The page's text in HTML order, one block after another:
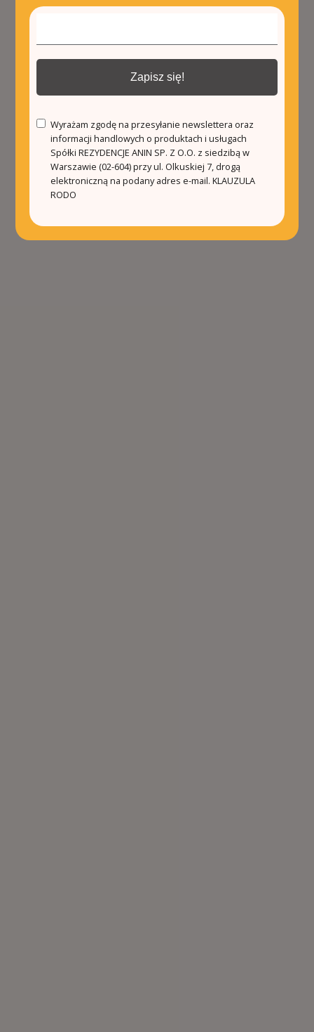
Zapisz się!
Wyrażam zgodę na przesyłanie newslettera oraz
informacji handlowych o produktach i usługach
Spółki REZYDENCJE ANIN SP. Z O.O. z siedzibą w
Warszawie (02-604) przy ul. Olkuskiej 7, drogą
elektroniczną na podany adres e-mail.KLAUZULA
RODO